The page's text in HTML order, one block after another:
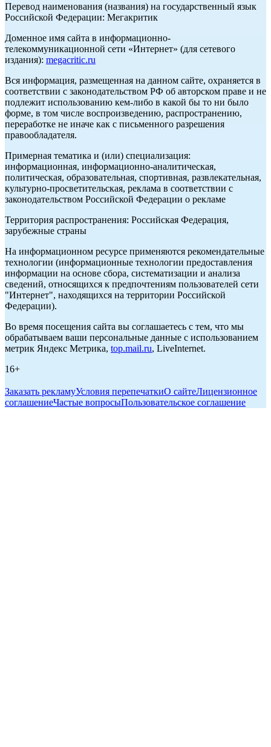
Перевод наименования (названия) на государственный язык
Российской Федерации: Мегакритик
Доменное имя сайта в информационно-
телекоммуникационной сети «Интернет» (для сетевого
издания): megacritic.ru
Вся информация, размещенная на данном сайте, охраняется в
соответствии с законодательством РФ об авторском праве и не
подлежит использованию кем-либо в какой бы то ни было
форме, в том числе воспроизведению, распространению,
переработке не иначе как с письменного разрешения
правообладателя.
Примерная тематика и (или) специализация:
информационная, информационно-аналитическая,
политическая, образовательная, спортивная, развлекательная,
культурно-просветительская, реклама в соответствии с
законодательством Российской Федерации о рекламе
Территория распространения: Российская Федерация,
зарубежные страны
На информационном ресурсе применяются рекомендательные
технологии (информационные технологии предоставления
информации на основе сбора, систематизации и анализа
сведений, относящихся к предпочтениям пользователей сети
"Интернет", находящихся на территории Российской
Федерации).
Во время посещения сайта вы соглашаетесь с тем, что мы
обрабатываем ваши персональные данные с использованием
метрик Яндекс Метрика, top.mail.ru, LiveInternet.
16+
Заказать рекламуУсловия перепечаткиО сайтеЛицензионное
соглашениеЧастые вопросыПользовательское соглашение